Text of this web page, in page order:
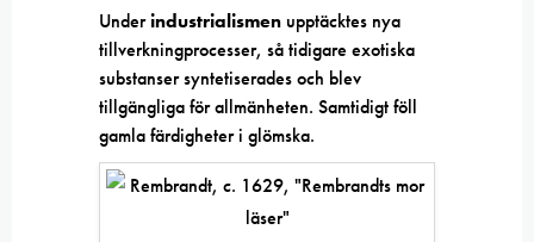
Underindustrialismenupptäcktes nya
tillverkningprocesser, så tidigare exotiska
substanser syntetiserades och blev
tillgängliga för allmänheten. Samtidigt föll
gamla färdigheter i glömska.